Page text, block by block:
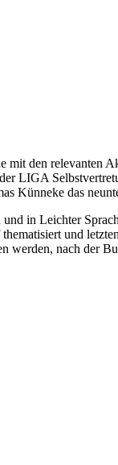
mit den relevanten
LIGA
Künneke das
in Leichter
und
werden, nach der